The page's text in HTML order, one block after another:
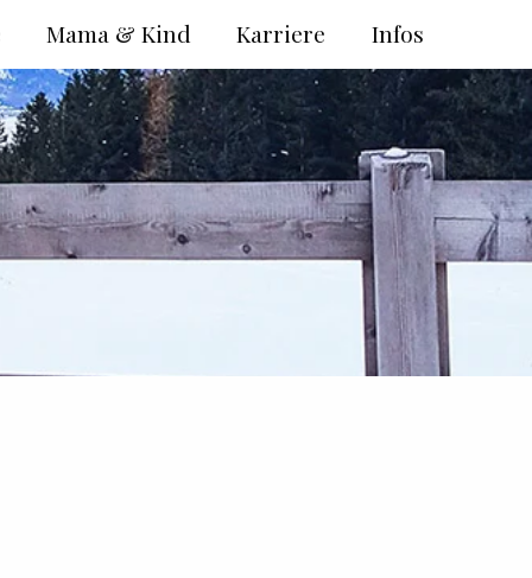
Infos
Karriere
Mama & Kind